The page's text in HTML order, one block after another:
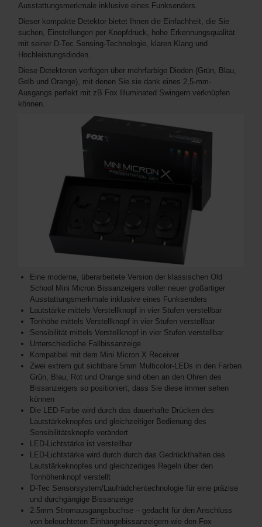
Ausstattungsmerkmale inklusive eines Funksenders.
Dieser kompakte Detektor bietet Ihnen die Einfachheit, die Sie
suchen, Einstellungen per Knopfdruck, hohe Erkennungsqualität
mit seiner D-Tec Sensing-Technologie, klaren Klang und
Hochleistungsdioden.
Diese Detektoren verfügen über mehrfarbige Dioden (Grün, Blau,
Gelb und Orange), mit denen Sie sie dank eines 2,5-mm-
Ausgangs perfekt mit zB Fox Illuminated Swingern verknüpfen
können.
Eine moderne, überarbeitete Version der klassischen Old
School Mini Micron Bissanzeigers voller neuer großartiger
Ausstattungsmerkmale inklusive eines Funksenders
Lautstärke mittels Verstellknopf in vier Stufen verstellbar
Tonhöhe mittels Verstellknopf in vier Stufen verstellbar
Sensibilität mittels Verstellknopf in vier Stufen verstellbar
Unterschiedliche Fallbissanzeige
Kompatibel mit dem Mini Micron X Receiver
Zwei extrem gut sichtbare 5mm Multicolor-LEDs in den Farben
Grün, Blau, Rot und Orange sind oben an den Ohren des
Bissanzeigers so positioniert, dass Sie diese immer sehen
können
Die LED-Farbe wird durch das dauerhafte Drücken des
Lautstärkeknopfes und gleichzeitiger Bedienung des
Sensibilitätsknopfe verändert
LED-Lichtstärke ist verstellbar
LED-Lichtstärke wird durch durch das Gedrückthalten des
Lautstärkeknopfes und gleichzeitiges Regeln über den
Tonhöhenknopf verstellt
D-Tec Sensorsystem/Laufrädchentechnologie für eine präzise
und durchgängige Bissanzeige
2.5mm Stromausgangsbuchse – gedacht für den Anschluss
von beleuchteten Einhängebissanzeigern wie den Fox